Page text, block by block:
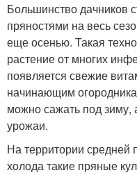
Большинство дачников
пряностями на весь
еще осенью. Такая
растение от многих
появляется свежие
начинающим
можно сажать под зиму,
урожаи.
На территории средней
холода такие пряные